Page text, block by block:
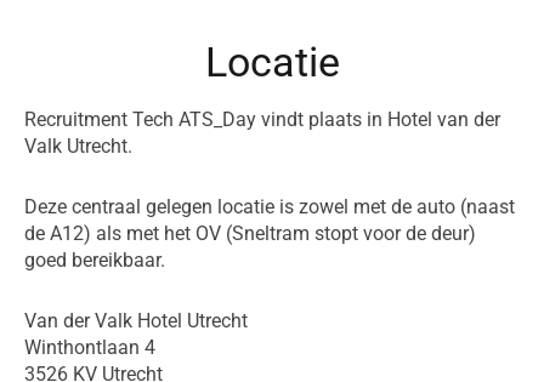
Locatie
Recruitment Tech ATS_Day vindt plaats in Hotel van der
Valk Utrecht.
Deze centraal gelegen locatie is zowel met de auto (naast
de A12) als met het OV (Sneltram stopt voor de deur)
goed bereikbaar.
Van der Valk Hotel Utrecht
Winthontlaan 4
3526 KV Utrecht